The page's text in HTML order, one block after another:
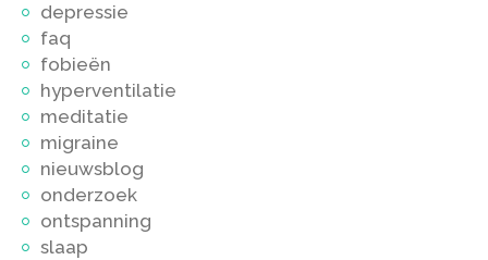
depressie
faq
fobieën
hyperventilatie
meditatie
migraine
nieuwsblog
onderzoek
ontspanning
slaap